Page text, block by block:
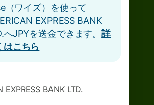
（ワイズ）を使って
EXPRESS BANK
へJPYを送金できます。詳
はこちら
EXPRESS BANK LTD.